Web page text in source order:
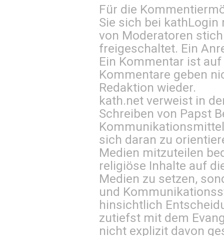
Für die
Sie sich bei kathLogin
von Moderatoren
freigeschaltet. Ein
Ein Kommentar ist
Kommentare geben
Redaktion wieder.
kath.net verweist in
Schreiben von Papst
sich daran zu
Medien mitzuteilen
religiöse Inhalte auf
Medien zu setzen,
und
hinsichtlich
zutiefst mit dem
nicht explizit davon